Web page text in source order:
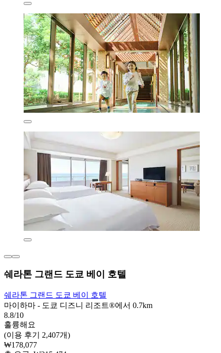
쉐라톤 그랜드 도쿄 베이 호텔
쉐라톤 그랜드 도쿄 베이 호텔
마이하마 - 도쿄 디즈니 리조트®에서 0.7km
8.8/10
훌륭해요
(이용 후기 2,407개)
₩178,077